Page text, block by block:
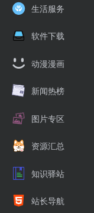
生活服务
软件下载
动漫漫画
新闻热榜
图片专区
资源汇总
知识驿站
站长导航